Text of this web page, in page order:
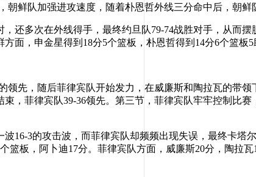
鲜队加强进攻速度，随着朴恩哲外线三分命中后，朝鲜
多次在外线得手，最终约旦队79-74战胜对手，从而摆
面，申金星得到18分5个篮板，朴恩哲得到14分6个篮板5
，随后菲律宾队开始发力，在威廉斯和陶拉瓦的带领
，菲律宾队39-36领先。第三节，菲律宾队牢牢控制比
3的攻击波，而菲律宾队却频频出现失误，最终卡塔尔
板，阿卜迪17分。菲律宾队方面，威廉斯20分，陶拉瓦